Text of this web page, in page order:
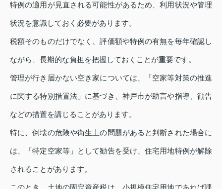
特例の適用が見直される可能性があるため、利用状況や管理
状況を意識しておく必要があります。
税額そのものだけでなく、評価額や特例の有無を毎年確認し
ながら、長期的な負担を把握しておくことが重要です。
管理が行き届かない空き家については、「空家等対策の推進
に関する特別措置法」に基づき、神戸市が助言や指導、勧告
などの措置を講じることがあります。
特に、倒壊の危険や衛生上の問題があると判断された場合に
は、「特定空家等」として勧告を受け、住宅用地特例が解除
されることがあります。